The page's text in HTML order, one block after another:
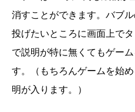
消すことができます。バブ
投げたいところに画面上で
で説明が特に無くてもゲー
す。（もちろんゲームを始
明が入ります。）